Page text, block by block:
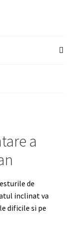
a
de
inclinat va
dificile si pe